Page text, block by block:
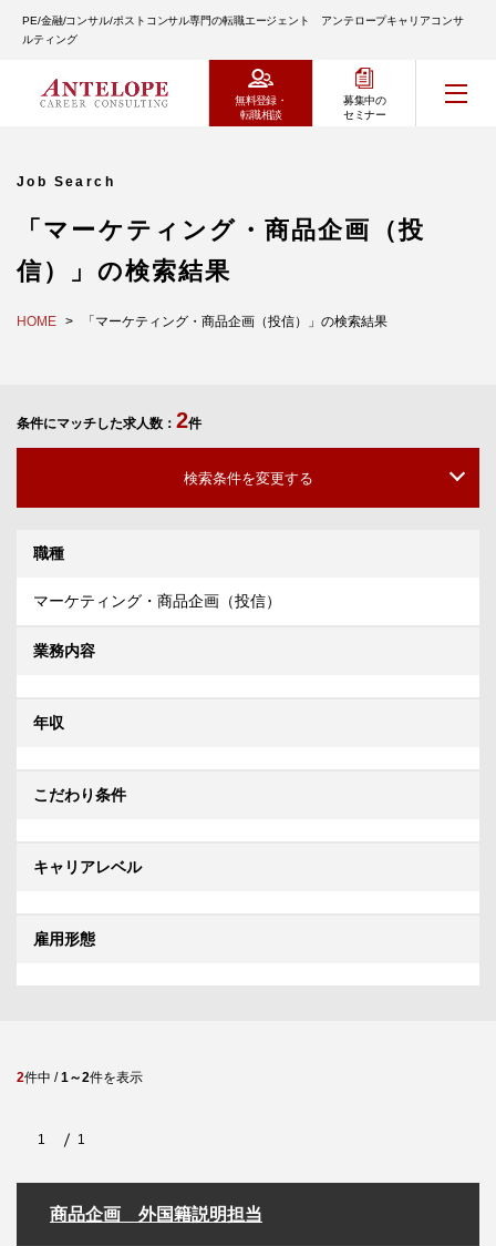
PE/金融/コンサル/ポストコンサル専門の転職エージェント アンテロープキャリアコンサ
ルティング
無料登録・
転職相談
募集中の
セミナー
Job Search
「マーケティング・商品企画（投
信）」の検索結果
HOME 「マーケティング・商品企画（投信）」の検索結果
条件にマッチした求人数： 2件
検索条件を変更する
職種
マーケティング・商品企画（投信）
業務内容
年収
こだわり条件
キャリアレベル
雇用形態
2件中 /1～2件を表示
1 1
商品企画 外国籍説明担当